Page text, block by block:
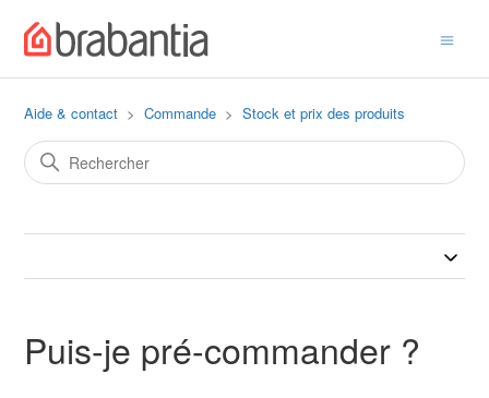
Aide & contact Commande Stock et prix des produits
Puis-je pré-commander ?